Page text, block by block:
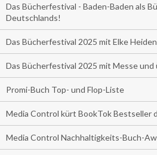
Das Bücherfestival - Baden-Baden als
Deutschlands!
Das Bücherfestival 2025 mit Elke
Das Bücherfestival 2025 mit Messe
Promi-Buch Top- und Flop-Liste
Media Control kürt BookTok Bestseller
Media Control Nachhaltigkeits-Buch-